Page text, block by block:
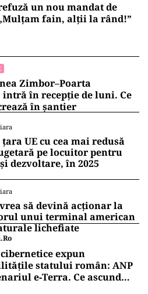
un nou mandat de
fain, alții la rând!”
Zimbor–Poarta
în recepție de luni. Ce
în șantier
UE cu cea mai redusă
pe locuitor pentru
dezvoltare, în 2025
să devină acționar la
unui terminal american
lichefiate
expun
statului român: ANP
e‑Terra. Ce ascund